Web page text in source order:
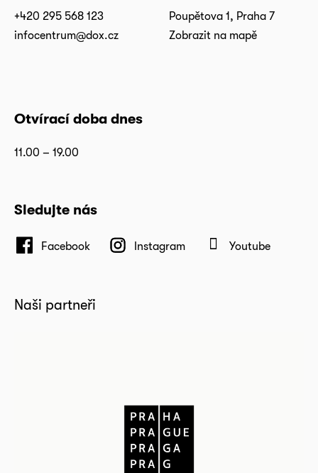
+420 295 568 123
infocentrum@dox.cz
Poupětova 1, Praha 7
Zobrazit na mapě
Otvírací doba dnes
11.00 – 19.00
Sledujte nás
Facebook Instagram Youtube
Naši partneři